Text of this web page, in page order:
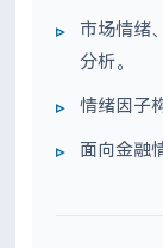
市场情绪
分析。
情绪因子
面向金融